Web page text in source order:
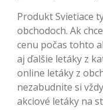
Produkt Svietiace
obchodoch. Ak
cenu počas tohto
aj ďalšie letáky z
online letáky z
nezabudnite si
akciové letáky na